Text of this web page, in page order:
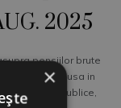
2025
pensiilor brute
a fost inclusa in
finantelor publice,
×